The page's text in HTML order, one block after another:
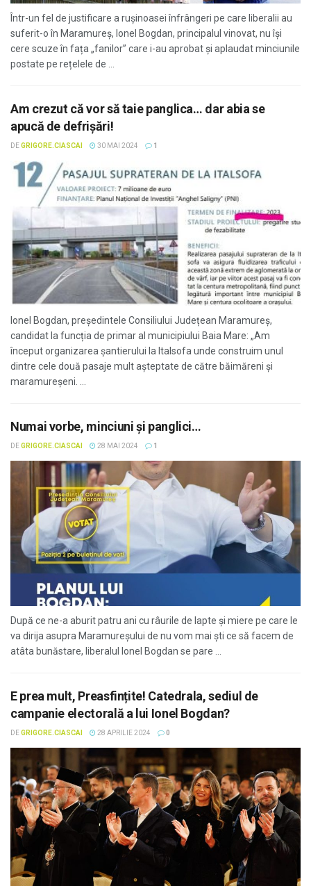
Într-un fel de justificare a rușinoasei înfrângeri pe care liberalii au
suferit-o în Maramureș, Ionel Bogdan, principalul vinovat, nu își
cere scuze în fața „fanilor” care i-au aprobat și aplaudat minciunile
postate pe rețelele de ...
Am crezut că vor să taie panglica… dar abia se
apucă de defrișări!
DEGRIGORE.CIASCAI 30 MAI 2024 1
Ionel Bogdan, președintele Consiliului Județean Maramureș,
candidat la funcția de primar al municipiului Baia Mare: „Am
început organizarea șantierului la Italsofa unde construim unul
dintre cele două pasaje mult așteptate de către băimăreni și
maramureșeni. ...
Numai vorbe, minciuni și panglici…
DEGRIGORE.CIASCAI 28 MAI 2024 1
După ce ne-a aburit patru ani cu râurile de lapte și miere pe care le
va dirija asupra Maramureșului de nu vom mai ști ce să facem de
atâta bunăstare, liberalul Ionel Bogdan se pare ...
E prea mult, Preasfințite! Catedrala, sediul de
campanie electorală a lui Ionel Bogdan?
DEGRIGORE.CIASCAI 28 APRILIE 2024 0